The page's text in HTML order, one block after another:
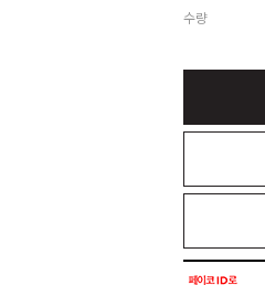
수량